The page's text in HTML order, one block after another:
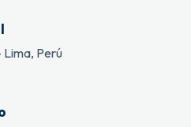
Lima, Perú